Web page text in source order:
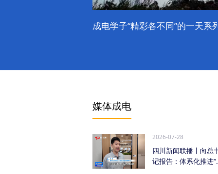
成电学子“精彩各不同”的一天系
媒体成电
2026-07-28
四川新闻联播丨向总
记报告：体系化推进“